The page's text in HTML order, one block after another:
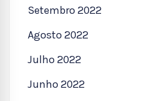
Setembro 2022
Agosto 2022
Julho 2022
Junho 2022